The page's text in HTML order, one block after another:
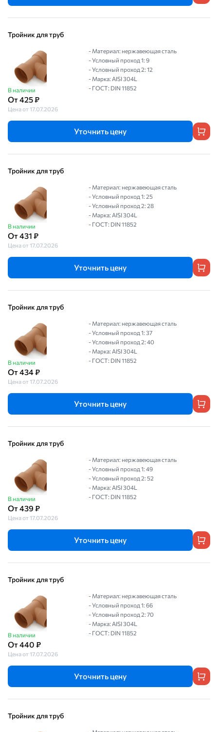
Тройник для труб
В наличии
От 425 ₽
Цена от 17.07.2026
- Материал: нержавеющая сталь
- Условный проход 1: 9
- Условный проход 2: 12
- Марка: AISI 304L
- ГОСТ: DIN 11852
Уточнить цену
Тройник для труб
В наличии
От 431 ₽
Цена от 17.07.2026
- Материал: нержавеющая сталь
- Условный проход 1: 25
- Условный проход 2: 28
- Марка: AISI 304L
- ГОСТ: DIN 11852
Уточнить цену
Тройник для труб
В наличии
От 434 ₽
Цена от 17.07.2026
- Материал: нержавеющая сталь
- Условный проход 1: 37
- Условный проход 2: 40
- Марка: AISI 304L
- ГОСТ: DIN 11852
Уточнить цену
Тройник для труб
В наличии
От 439 ₽
Цена от 17.07.2026
- Материал: нержавеющая сталь
- Условный проход 1: 49
- Условный проход 2: 52
- Марка: AISI 304L
- ГОСТ: DIN 11852
Уточнить цену
Тройник для труб
В наличии
От 440 ₽
Цена от 17.07.2026
- Материал: нержавеющая сталь
- Условный проход 1: 66
- Условный проход 2: 70
- Марка: AISI 304L
- ГОСТ: DIN 11852
Уточнить цену
Тройник для труб